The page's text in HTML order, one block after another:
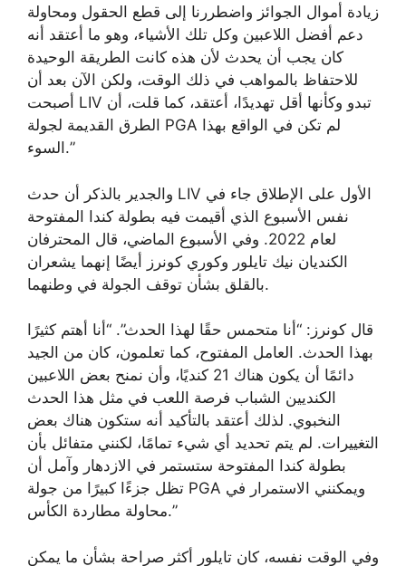
زيادة أموال الجوائز واضطررنا إلى قطع الحقول ومحاولة
دعم أفضل اللاعبين وكل تلك الأشياء، وهو ما أعتقد أنه
كان يجب أن يحدث لأن هذه كانت الطريقة الوحيدة
للاحتفاظ بالمواهب في ذلك الوقت، ولكن الآن بعد أن
أصبحت LIV تبدو وكأنها أقل تهديدًا، أعتقد، كما قلت، أن
الطرق القديمة لجولة PGA لم تكن في الواقع بهذا
السوء.”
والجدير بالذكر أن حدث LIV الأول على الإطلاق جاء في
نفس الأسبوع الذي أقيمت فيه بطولة كندا المفتوحة
لعام 2022. وفي الأسبوع الماضي، قال المحترفان
الكنديان نيك تايلور وكوري كونرز أيضًا إنهما يشعران
بالقلق بشأن توقف الجولة في وطنهما.
قال كونرز: “أنا متحمس حقًا لهذا الحدث”. “أنا أهتم كثيرًا
بهذا الحدث. العامل المفتوح، كما تعلمون، كان من الجيد
دائمًا أن يكون هناك 21 كنديًا، وأن نمنح بعض اللاعبين
الكنديين الشباب فرصة اللعب في مثل هذا الحدث
النخبوي. لذلك أعتقد بالتأكيد أنه ستكون هناك بعض
التغييرات. لم يتم تحديد أي شيء تمامًا، لكنني متفائل بأن
بطولة كندا المفتوحة ستستمر في الازدهار وآمل أن
تظل جزءًا كبيرًا من جولة PGA ويمكنني الاستمرار في
محاولة مطاردة الكأس.”
وفي الوقت نفسه، كان تايلور أكثر صراحة بشأن ما يمكن